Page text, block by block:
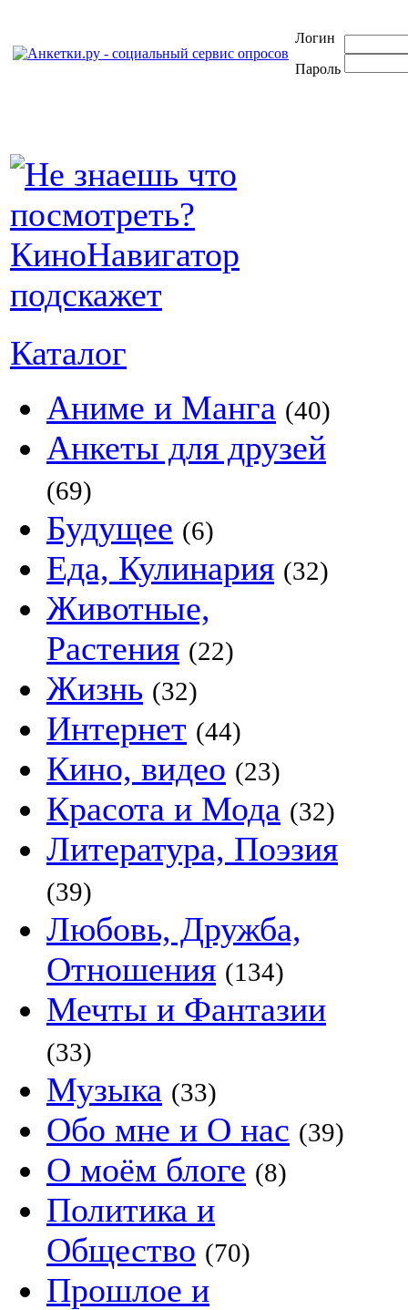
Логин
Пароль
Каталог
Аниме и Манга (40)
Анкеты для друзей
(69)
Будущее (6)
Еда, Кулинария (32)
Животные,
Растения (22)
Жизнь (32)
Интернет (44)
Кино, видео (23)
Красота и Мода (32)
Литература, Поэзия
(39)
Любовь, Дружба,
Отношения (134)
Мечты и Фантазии
(33)
Музыка (33)
Обо мне и О нас (39)
О моём блоге (8)
Политика и
Общество (70)
Прошлое и